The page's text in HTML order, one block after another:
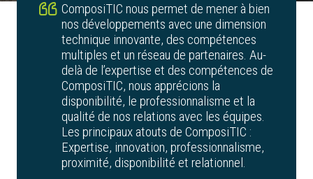
ComposiTIC nous permet de mener à bien
nos développements avec une dimension
technique innovante, des compétences
multiples et un réseau de partenaires. Au-
delà de l’expertise et des compétences de
ComposiTIC, nous apprécions la
disponibilité, le professionnalisme et la
qualité de nos relations avec les équipes.
Les principaux atouts de ComposiTIC :
Expertise, innovation, professionnalisme,
proximité, disponibilité et relationnel.